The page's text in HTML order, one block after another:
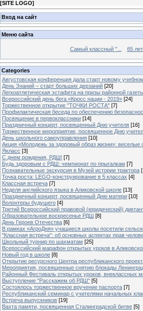
[SITE LOGO]
Вход на сайт
Меню сайта
Самый классный "... 65
Categories
Августовская конференция дала старт новому
День Знаний – старт больших дерзаний [20]
Легкоатлетическая эстафета на призы районной
Всероссийский день бега «Кросс нации - 2019» [24]
Торжественное открытие "ТОЧКИ РОСТА" [7]
Профилактическая беседа по обеспечению
Посвящение в первоклассники [14]
Праздничный концерт, посвященный Дню учителя [16]
Торжественное мероприятие, посвященное Дню
День школьного самоуправления [10]
Акция «Молодежь за здоровый образ жизни»: веселые
Якласс [3]
С днем рождения, РДШ! [7]
Будь здоровым с РДШ: чемпионат по прыгалкам [7]
Познавательные экскурсия в Музей истории трактора
Точка роста: LEGO-конструирование в 5 классах [4]
Классная встреча [7]
Неделя английского языка в Аликовской школе [13]
Праздничный концерт, посвященный Дню матери [10]
Волонтеры будущего [4]
Третий Всероссийский правовой (юридический)
Образовательное воскресенье РДШ [8]
День Героев Отечества [6]
В рамках «АгроДня» учащиеся школы посетили
"Классная встреча": об основных аспектах прав
Школьный турнир по шахматам [25]
Всероссийский марафон открытых уроков в
Новый год в школе [8]
Открытие ресурсного Центра республиканского
Мероприятия, посвященные снятию блокады
Районный Фестиваль открытых уроков, внеклассных
Выступление "Расскажем об РДШ" [5]
Состоялось торжественное вручение паспорта [7]
Республиканский семинар с учителями начальных
Встреча выпускников [19]
Вахта памяти, посвященная Сталинградской битве [5]